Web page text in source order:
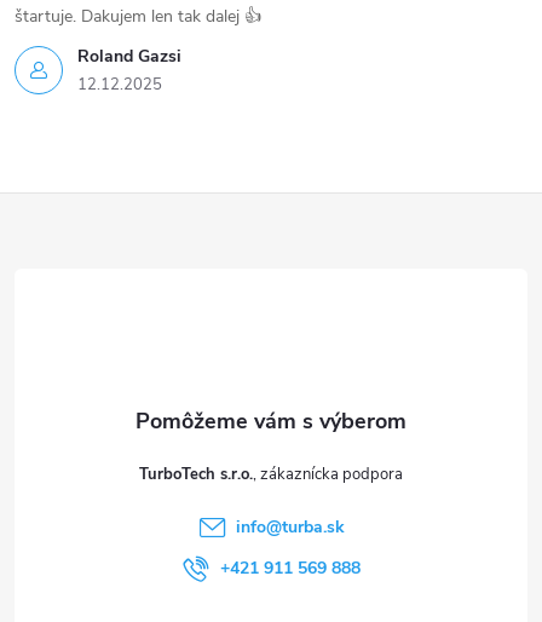
Roland Gazsi
12.12.2025
štartuje. Dakujem len tak dalej 👍
TurboTech s.r.o.
info@turba.sk
+421 911 569 888